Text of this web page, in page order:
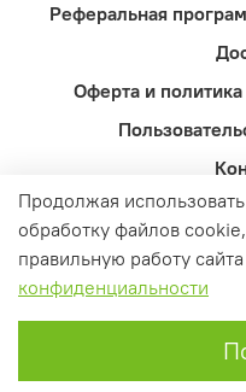
Реферальная
Оферта и
Продолжая
обработку файлов
правильную работу
конфиденциальности